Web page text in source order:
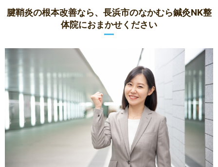
腱鞘炎の根本改善なら、長浜市のなかむら鍼灸NK整
体院におまかせください